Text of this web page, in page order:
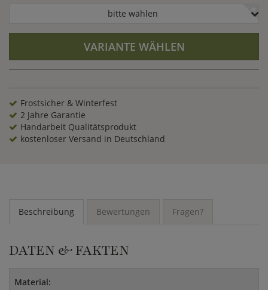
bitte wählen
VARIANTE WÄHLEN
Frostsicher & Winterfest
2 Jahre Garantie
Handarbeit Qualitätsprodukt
kostenloser Versand in Deutschland
Beschreibung Bewertungen Fragen?
DATEN & FAKTEN
Material: